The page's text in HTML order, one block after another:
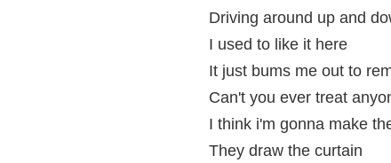
Driving around up and
I used to like it here
It just bums me out to
Can't you ever treat
I think i'm gonna make
They draw the curtain